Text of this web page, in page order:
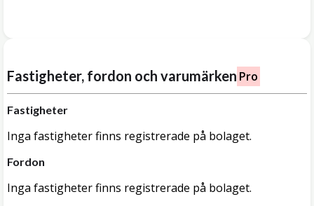
Fastigheter, fordon och varumärken Pro
Fastigheter
Inga fastigheter finns registrerade på bolaget.
Fordon
Inga fastigheter finns registrerade på bolaget.